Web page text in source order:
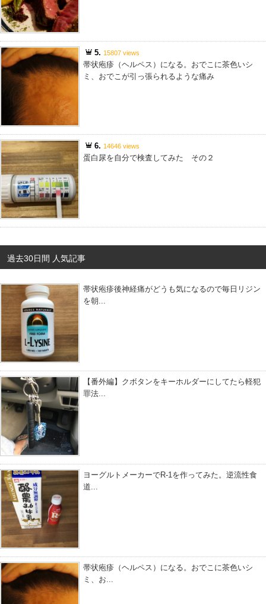
5. 15807 views
帯状疱疹（ヘルペス）になる。おでこに茶色いシ
ミ、おでこが引っ張られるような痛み
6. 14646 views
蛋白尿を自分で検査してみた その２
過去30日間 人気記事
帯状疱疹後神経痛がどうも気になるので毎日リジン
を朝...
【番外編】クボタンをキーホルダーにしてたら軽犯
罪法...
ヨーグルトメーカーでR-1を作ってみた。逆流性食
道...
帯状疱疹（ヘルペス）になる。おでこに茶色いシ
ミ、お...